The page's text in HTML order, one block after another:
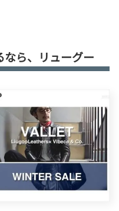
なら、リューグー